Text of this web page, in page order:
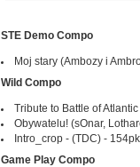
STE Demo Compo
Moj stary (Ambozy i
Wild Compo
Tribute to Battle of
Obywatelu! (sOnar,
Intro_crop - (TDC) -
Game Play Compo